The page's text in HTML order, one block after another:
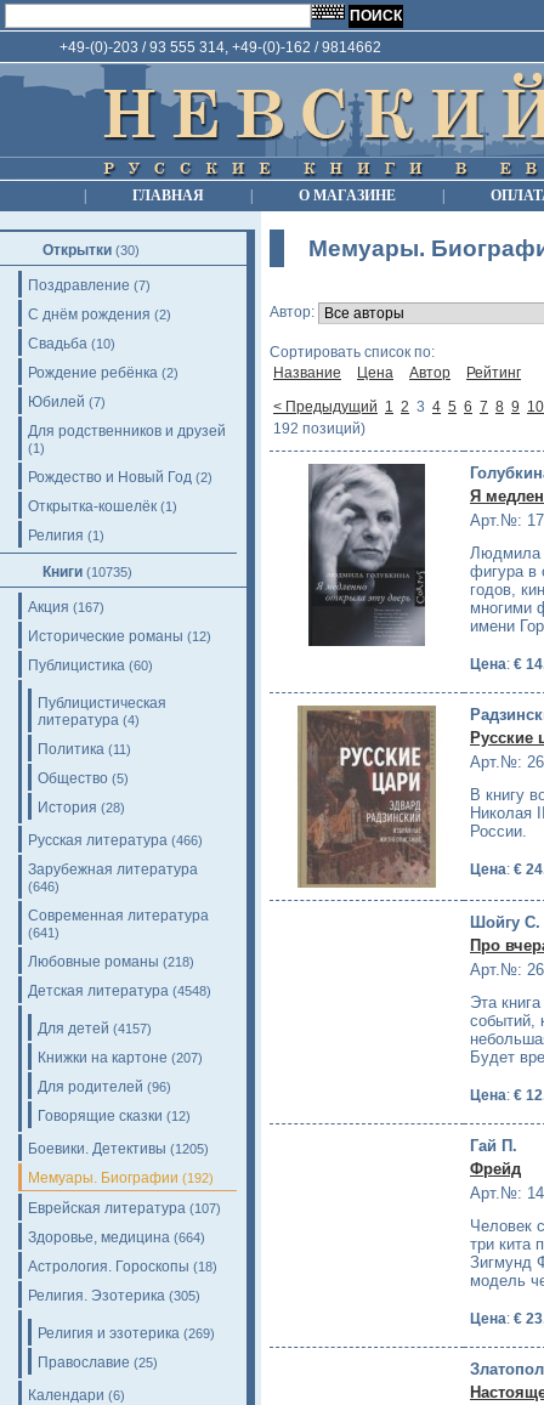
+49-(0)-203 / 93 555 314, +49-(0)-162 / 9814662
ГЛАВНАЯ О МАГАЗИНЕ
Открытки (30)
Поздравление (7)
С днём рождения (2)
Свадьба (10)
Рождение ребёнка (2)
Юбилей (7)
Для родственников и друзей
(1)
Рождество и Новый Год (2)
Открытка-кошелёк (1)
Религия (1)
Книги (10735)
Акция (167)
Исторические романы (12)
Публицистика (60)
Публицистическая
литература (4)
Политика (11)
Общество (5)
История (28)
Русская литература (466)
Зарубежная литература
(646)
Современная литература
(641)
Любовные романы (218)
Детская литература (4548)
Для детей (4157)
Книжки на картоне (207)
Для родителей (96)
Говорящие сказки (12)
Боевики. Детективы (1205)
Мемуары. Биографии (192)
Еврейская литература (107)
Здоровье, медицина (664)
Астрология. Гороскопы (18)
Религия. Эзотерика (305)
Религия и эзотерика (269)
Православие (25)
Календари (6)
Мемуары.
Автор:
Сортировать список по:
Название
Цена Автор
Рейтинг
< Предыдущий 1 2 3 4 5 6 7 8 9 10
192 позиций)
Я
Арт.№:
Людмила
фигура в
годов,
многими
имени
Цена: €
Русские
Арт.№:
В книгу
Николая
России.
Цена: €
Шойгу С.
Про
Арт.№:
Эта
событий,
Будет
Цена: €
Гай П.
Фрейд
Арт.№:
Человек
три кита
Зигмунд
модель
Цена: €